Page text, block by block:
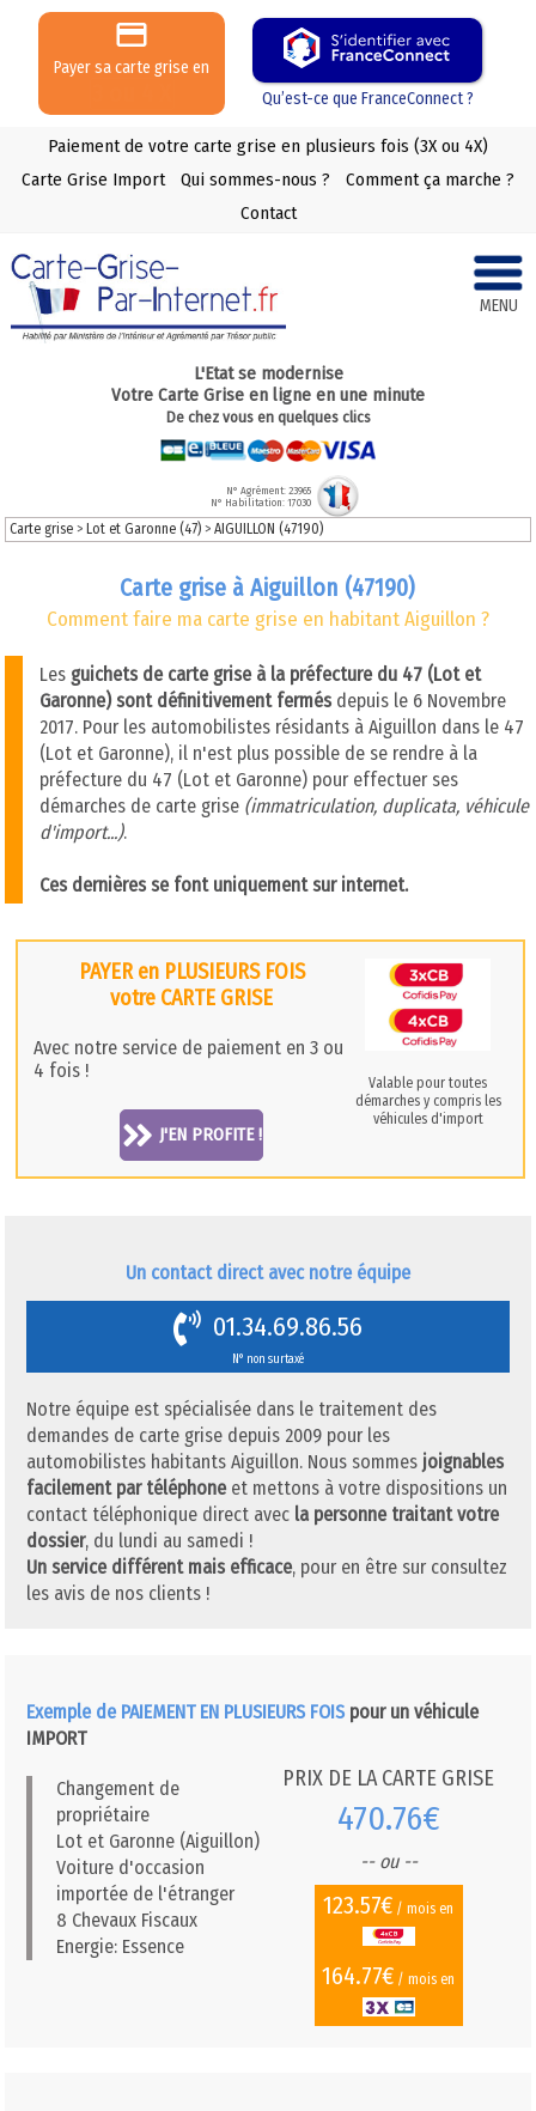
Payer sa carte grise en
Qu’est-ce que FranceConnect ?
Paiement de votre carte grise en plusieurs fois (3X ou 4X)
Carte Grise Import
Qui sommes-nous ?
Comment ça marche ?
Contact
MENU
L'Etat se modernise
Votre Carte Grise en ligne en une minute
De chez vous en quelques clics
N° Agrément: 23965
N° Habilitation: 17030
Carte grise > Lot et Garonne (47)>AIGUILLON (47190)
Carte grise à Aiguillon (47190)
Comment faire ma carte grise en habitant Aiguillon ?
Les guichets de carte grise à la préfecture du 47 (Lot et
Garonne) sont définitivement fermésdepuis le 6 Novembre
2017. Pour les automobilistes résidants à Aiguillon dans le 47
(Lot et Garonne), il n'est plus possible de se rendre à la
préfecture du 47 (Lot et Garonne) pour effectuer ses
démarches de carte grise (immatriculation, duplicata, véhicule
d'import...).
Ces dernières se font uniquement sur internet.
PAYER en PLUSIEURS FOIS
votre CARTE GRISE
Avec notre service de paiement en 3 ou
4 fois !
J'EN PROFITE !
Valable pour toutes
démarches y compris les
véhicules d'import
Un contact direct avec notre équipe
01.34.69.86.56
N° non surtaxé
Notre équipe est spécialisée dans le traitement des
demandes de carte grise depuis 2009 pour les
automobilistes habitants Aiguillon. Nous sommes joignables
facilement par téléphone et mettons à votre dispositions un
contact téléphonique direct avec la personne traitant votre
dossier, du lundi au samedi !
Un service différent mais efficace, pour en être sur consultez
les avis de nos clients !
Exemple de PAIEMENT EN PLUSIEURS FOIS pour un véhicule
IMPORT
Changement de
propriétaire
Lot et Garonne (Aiguillon)
Voiture d'occasion
importée de l'étranger
8 Chevaux Fiscaux
Energie: Essence
PRIX DE LA CARTE GRISE
470.76€
-- ou --
123.57€ / mois en
164.77€ / mois en